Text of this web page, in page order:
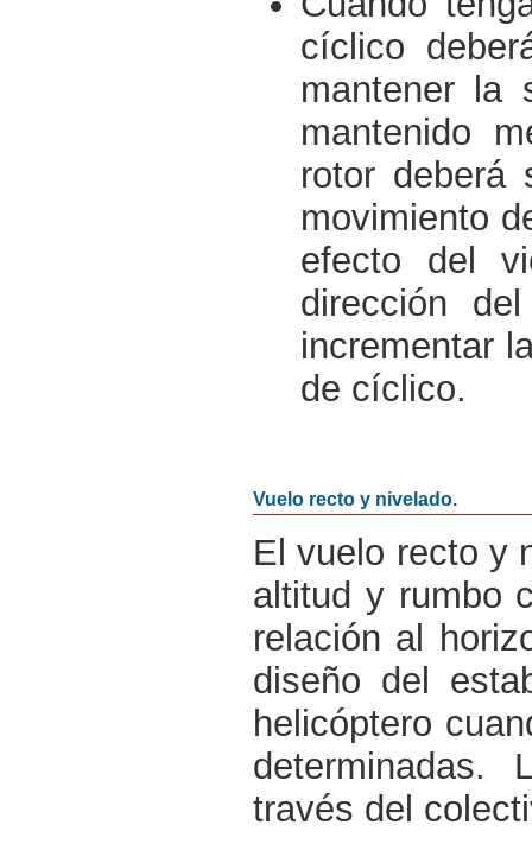
cíclico
mantener la
mantenido
rotor deberá
movimiento
efecto del
dirección
incrementar
de cíclico.
Vuelo recto y nivelado.
El vuelo recto y
altitud y rumbo
relación al
diseño del
helicóptero
determinadas.
través del